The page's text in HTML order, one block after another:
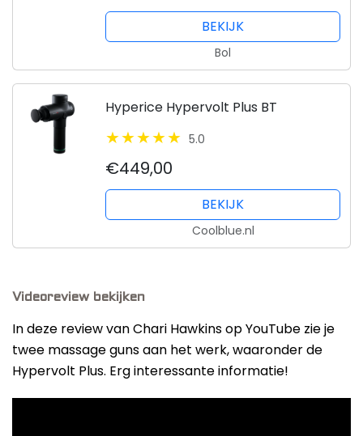
BEKIJK
Bol
Hyperice Hypervolt Plus BT
5.0
€449,00
BEKIJK
Coolblue.nl
Videoreview bekijken
In deze review van Chari Hawkins op YouTube zie je
twee massage guns aan het werk, waaronder de
Hypervolt Plus. Erg interessante informatie!